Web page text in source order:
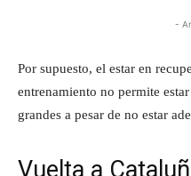
-
Por supuesto, el estar en
entrenamiento no permite
grandes a pesar de no estar
Vuelta a